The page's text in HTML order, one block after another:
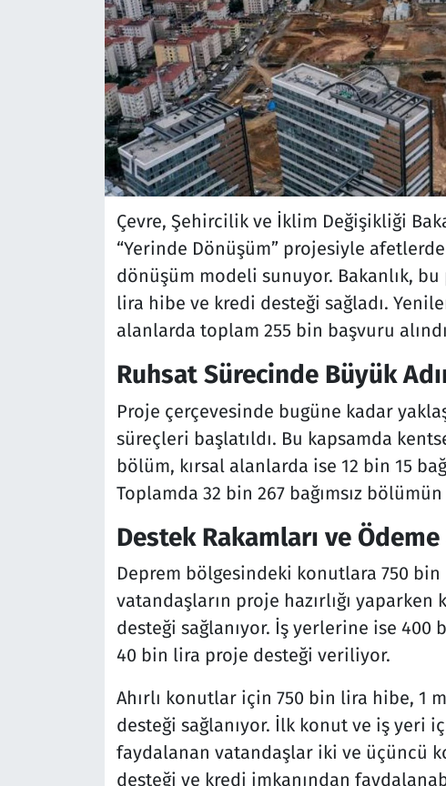
Çevre, Şehircilik ve İklim Değişikliği
“Yerinde Dönüşüm” projesiyle
dönüşüm modeli sunuyor. Bakanlık,
lira hibe ve kredi desteği sağladı.
alanlarda toplam 255 bin başvuru
Ruhsat Sürecinde Büyük
Proje çerçevesinde bugüne kadar
süreçleri başlatıldı. Bu kapsamda
bölüm, kırsal alanlarda ise 12 bin 15
Toplamda 32 bin 267 bağımsız
Destek Rakamları ve
Deprem bölgesindeki konutlara 750
vatandaşların proje hazırlığı
desteği sağlanıyor. İş yerlerine ise
40 bin lira proje desteği veriliyor.
Ahırlı konutlar için 750 bin lira hibe, 1
desteği sağlanıyor. İlk konut ve iş yeri
faydalanan vatandaşlar iki ve üçüncü
desteği ve kredi imkanından